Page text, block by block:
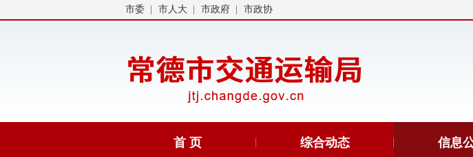
市委 市人大 市政府 市政协
首 页 综合动态 信息